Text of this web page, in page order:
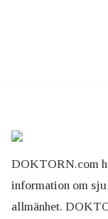
DOKTORN.com
information om
allmänhet.